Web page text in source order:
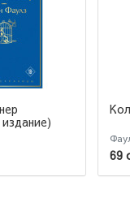
69